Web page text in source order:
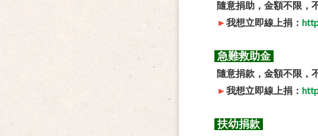
隨意捐助，金額不限，
►我想立即線上捐：
急難救助金
隨意捐款，金額不限，
►我想立即線上捐：
扶幼捐款